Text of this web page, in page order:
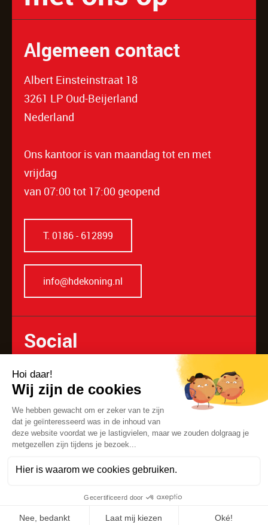
Algemeen contact
Albert Einsteinstraat 18
3261 LP Oud-Beijerland
Nederland
Ons kantoor is van maandag tot en met
vrijdag
van 07:00 tot 17:00 geopend
T. 0186 - 612899
info@hdekoning.nl
Social
Ontwerp & realisatieMM